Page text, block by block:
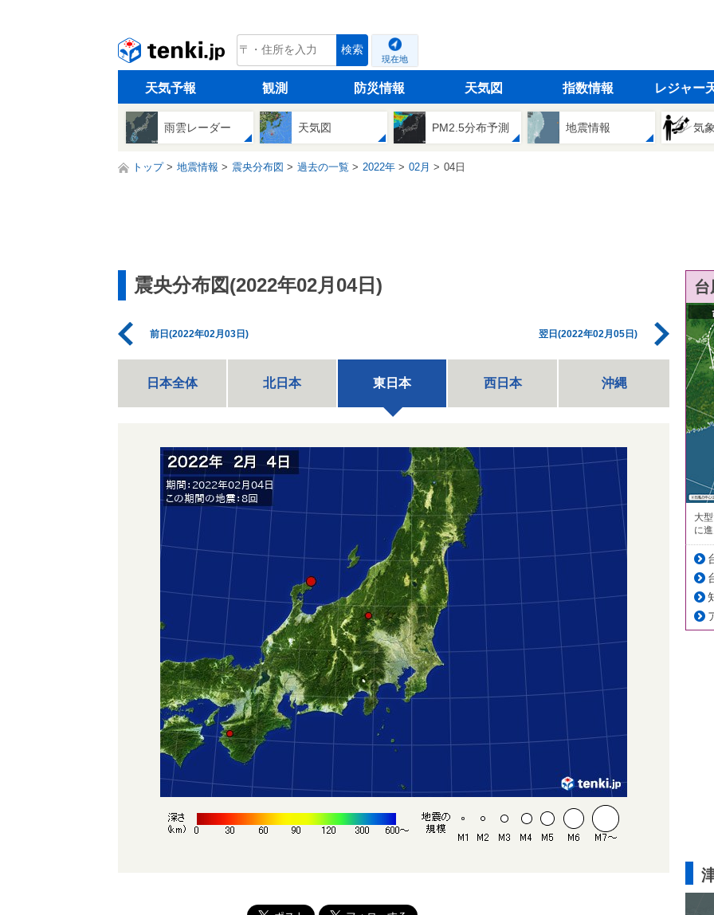
tenki.jp 検索
現在地
天気予報 観測 防災情報 天気図 指数情報 レジャー
雨雲レーダー 天気図 PM2.5分布予測 地震情報 気
トップ 地震情報 震央分布図 過去の一覧 2022年 02月 04日
震央分布図(2022年02月04日)
前日(2022年02月03日) 翌日(2022年02月05日)
日本全体 北日本 東日本 西日本 沖縄
大
に